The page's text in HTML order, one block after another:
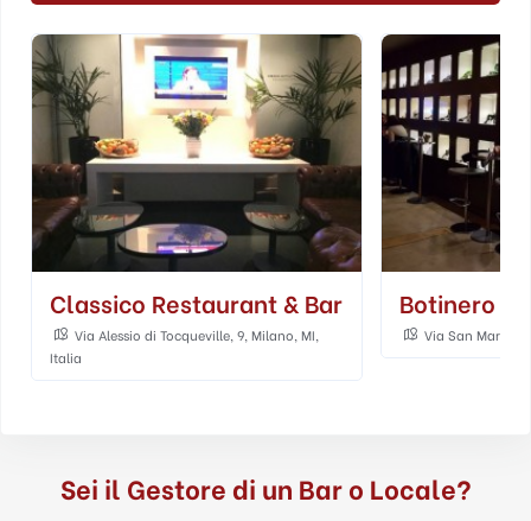
Classico Restaurant & Bar
Via Alessio di Tocqueville, 9, Milano, MI,
Italia
Botinero
Via San Marco,
Sei il Gestore di un Bar o Locale?